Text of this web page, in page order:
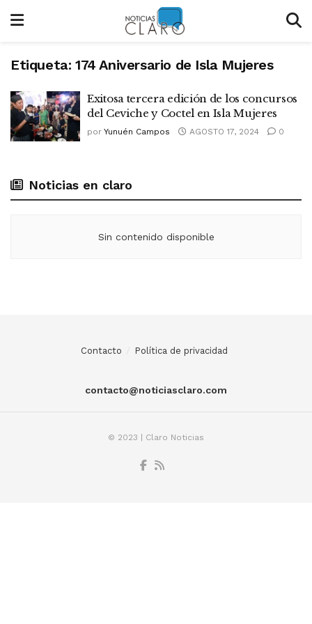
Etiqueta: 174 Aniversario de Isla Mujeres
Exitosa tercera edición de los concursos
del Ceviche y Coctel en Isla Mujeres
por Yunuén Campos AGOSTO 17, 2024 0
Noticias en claro
Sin contenido disponible
Contacto Política de privacidad
contacto@noticiasclaro.com
© 2023 | Claro Noticias